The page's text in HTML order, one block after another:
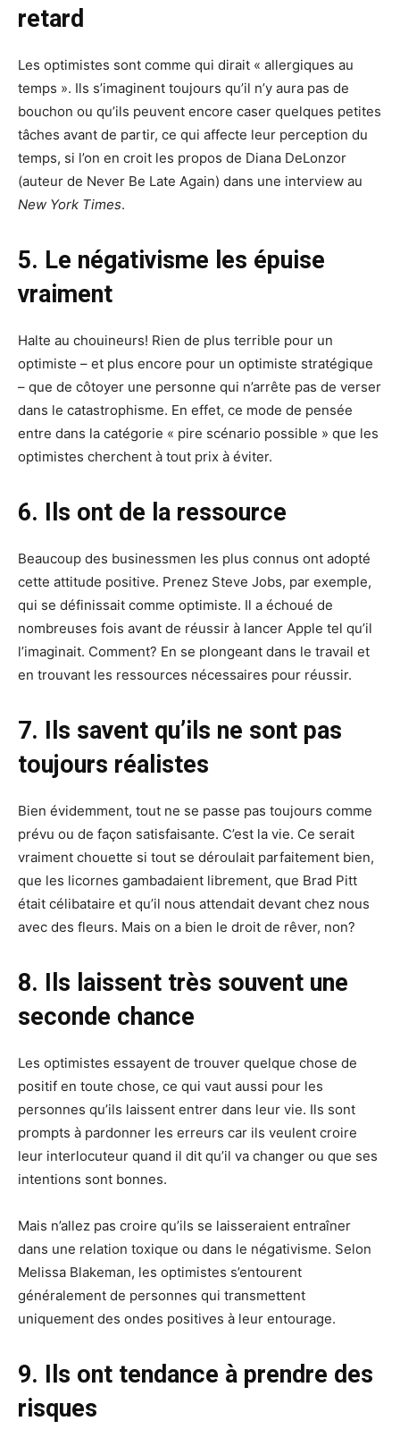
retard
Les optimistes sont comme qui dirait « allergiques au
temps ». Ils s’imaginent toujours qu’il n’y aura pas de
bouchon ou qu’ils peuvent encore caser quelques petites
tâches avant de partir, ce qui affecte leur perception du
temps, si l’on en croit les propos de Diana DeLonzor
(auteur de Never Be Late Again) dans une interview au
New York Times.
5. Le négativisme les épuise
vraiment
Halte au chouineurs! Rien de plus terrible pour un
optimiste – et plus encore pour un optimiste stratégique
– que de côtoyer une personne qui n’arrête pas de verser
dans le catastrophisme. En effet, ce mode de pensée
entre dans la catégorie « pire scénario possible » que les
optimistes cherchent à tout prix à éviter.
6. Ils ont de la ressource
Beaucoup des businessmen les plus connus ont adopté
cette attitude positive. Prenez Steve Jobs, par exemple,
qui se définissait comme optimiste. Il a échoué de
nombreuses fois avant de réussir à lancer Apple tel qu’il
l’imaginait. Comment? En se plongeant dans le travail et
en trouvant les ressources nécessaires pour réussir.
7. Ils savent qu’ils ne sont pas
toujours réalistes
Bien évidemment, tout ne se passe pas toujours comme
prévu ou de façon satisfaisante. C’est la vie. Ce serait
vraiment chouette si tout se déroulait parfaitement bien,
que les licornes gambadaient librement, que Brad Pitt
était célibataire et qu’il nous attendait devant chez nous
avec des fleurs. Mais on a bien le droit de rêver, non?
8. Ils laissent très souvent une
seconde chance
Les optimistes essayent de trouver quelque chose de
positif en toute chose, ce qui vaut aussi pour les
personnes qu’ils laissent entrer dans leur vie. Ils sont
prompts à pardonner les erreurs car ils veulent croire
leur interlocuteur quand il dit qu’il va changer ou que ses
intentions sont bonnes.
Mais n’allez pas croire qu’ils se laisseraient entraîner
dans une relation toxique ou dans le négativisme. Selon
Melissa Blakeman, les optimistes s’entourent
généralement de personnes qui transmettent
uniquement des ondes positives à leur entourage.
9. Ils ont tendance à prendre des
risques